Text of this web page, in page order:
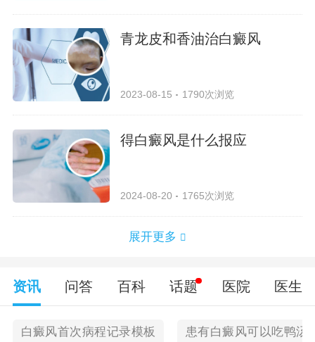
青龙皮和香油治白癜风
2023-08-15 1790次浏览
得白癜风是什么报应
2024-08-20 1765次浏览
展开更多
资讯 问答 百科 话题 医院 医生
白癜风首次病程记录模板 患有白癜风可以吃鸭汤